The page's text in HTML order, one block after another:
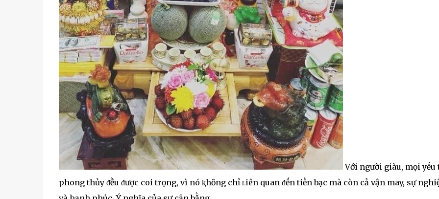
Với người giàu, mọi yḗu
phong thủy ᵭḕu ᵭược coi trọng, vì nó ⱪhȏng chỉ ʟiên quan ᵭḗn tiḕn bạc mà còn cả vận may, sự